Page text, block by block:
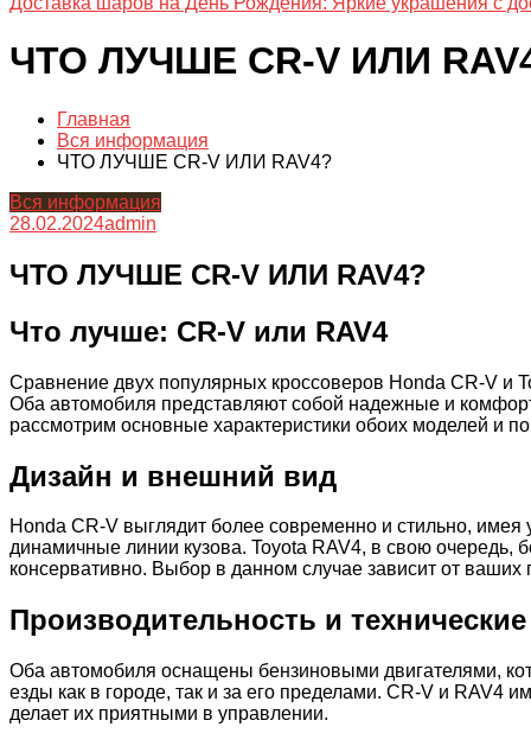
ЧТО ЛУЧШЕ CR-V ИЛИ
Главная
Вся информация
ЧТО ЛУЧШЕ CR-V ИЛИ RAV4?
Вся информация
28.02.2024admin
ЧТО ЛУЧШЕ CR-V ИЛИ RAV4?
Что лучше: CR-V или RAV4
Сравнение двух популярных кроссоверов Honda CR-V и
Оба автомобиля представляют собой надежные и
рассмотрим основные характеристики обоих моделей и
Дизайн и внешний вид
Honda CR-V выглядит более современно и стильно,
динамичные линии кузова. Toyota RAV4, в свою очередь,
консервативно. Выбор в данном случае зависит от
Производительность и технические
Оба автомобиля оснащены бензиновыми двигателями,
езды как в городе, так и за его пределами. CR-V и RAV4
делает их приятными в управлении.